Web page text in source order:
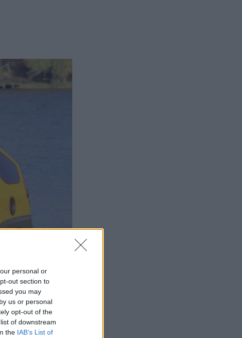
personal or
out section to
you may
us or personal
opt-out of the
of downstream
the IAB’s List of